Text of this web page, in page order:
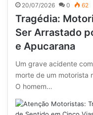
20/07/2026 0 62
Tragédia:
Ser Arrastado
e Apucarana
Um grave acidente
morte de um motorista
O homem…